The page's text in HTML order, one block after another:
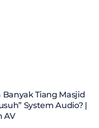
Banyak Tiang Masjid
System Audio? |
AV